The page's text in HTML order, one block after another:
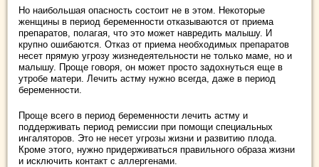
Но наибольшая опасность состоит не в этом. Некоторые
женщины в период беременности отказываются от приема
препаратов, полагая, что это может навредить малышу. И
крупно ошибаются. Отказ от приема необходимых препаратов
несет прямую угрозу жизнедеятельности не только маме, но и
малышу. Проще говоря, он может просто задохнуться еще в
утробе матери. Лечить астму нужно всегда, даже в период
беременности.
Проще всего в период беременности лечить астму и
поддерживать период ремиссии при помощи специальных
ингаляторов. Это не несет угрозы жизни и развитию плода.
Кроме этого, нужно придерживаться правильного образа жизни
и исключить контакт с аллергенами.